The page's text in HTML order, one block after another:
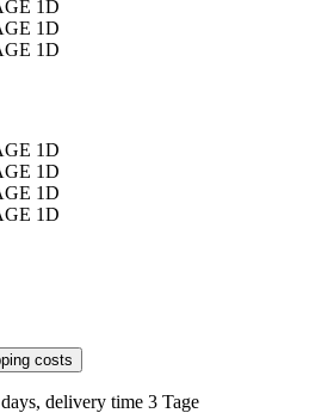
costs
delivery time 3 Tage